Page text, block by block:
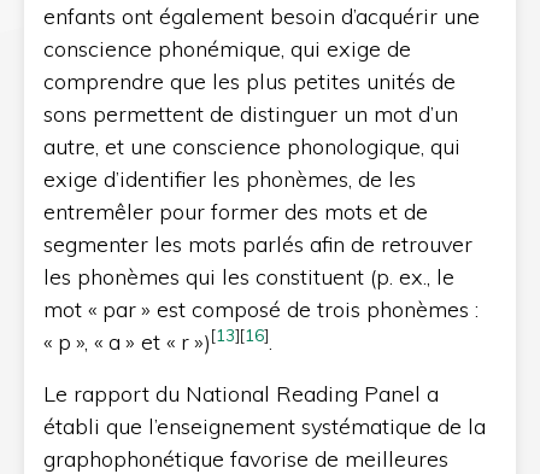
enfants ont également besoin d’acquérir une
conscience phonémique, qui exige de
comprendre que les plus petites unités de
sons permettent de distinguer un mot d’un
autre, et une conscience phonologique, qui
exige d’identifier les phonèmes, de les
entremêler pour former des mots et de
segmenter les mots parlés afin de retrouver
les phonèmes qui les constituent (p. ex., le
mot « par » est composé de trois phonèmes :
« p », « a » et « r »)[13][16].
Le rapport du National Reading Panel a
établi que l’enseignement systématique de la
graphophonétique favorise de meilleures